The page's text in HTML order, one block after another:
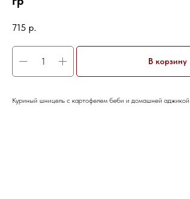
715 р.
В корзину
Куриный шницель с картофелем беби и домашней аджикой